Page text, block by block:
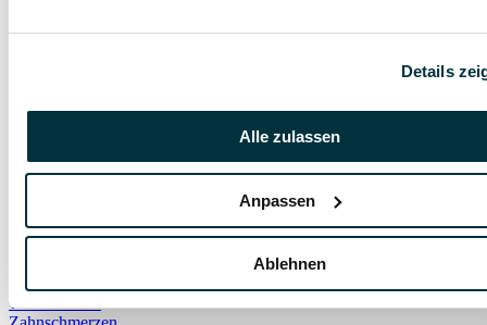
Details
Alle zulassen
Anpassen
Ablehnen
Gefahr
Hundeschule
Selbstverteidigung
Gewichtsverlust
Kauspielzeug
Rinderhaut
Trockenfutter